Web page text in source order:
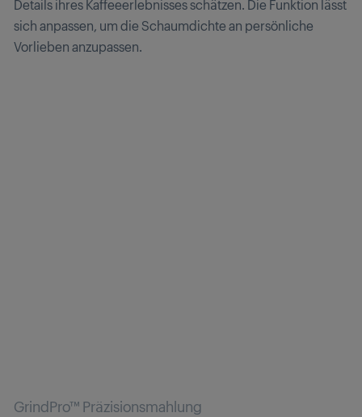
Details ihres Kaffeeerlebnisses schätzen. Die Funktion lässt
sich anpassen, um die Schaumdichte an persönliche
Vorlieben anzupassen.
GrindPro™ Präzisionsmahlung